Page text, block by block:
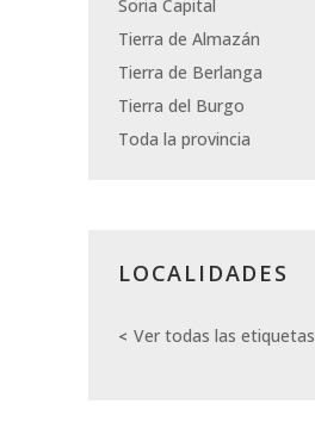
Soria Capital
Tierra de Almazán
Tierra de Berlanga
Tierra del Burgo
Toda la provincia
LOCALIDADES
Ver todas las etiquetas